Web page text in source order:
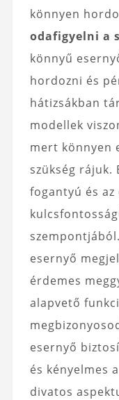
könnyen
odafigyelni a
könnyű
hordozni és
hátizsákban
modellek
mert könnyen
szükség rájuk.
fogantyú és
esernyő
érdemes
alapvető
esernyő
és kényelmes
divatos